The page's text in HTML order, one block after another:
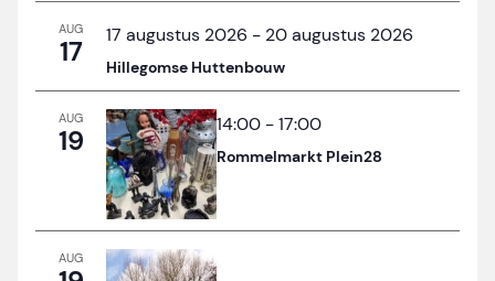
AUG
17 17 augustus 2026 - 20 augustus 2026
Hillegomse Huttenbouw
AUG
19 14:00 -17:00
Rommelmarkt Plein28
AUG